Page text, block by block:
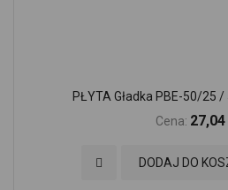
PŁYTA Gładka PBE-50/25
Cena: 27,04
DODAJ DO
Dodaj do Ulubionych